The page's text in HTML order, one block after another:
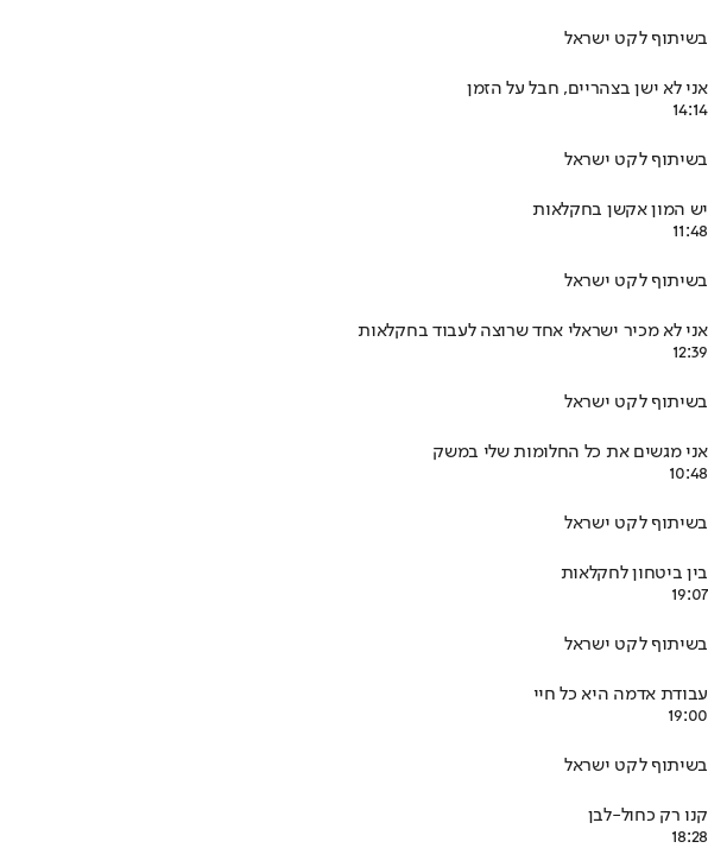
בשיתוף לקט ישראל
אני לא ישן בצהריים, חבל על הזמן
14:14
בשיתוף לקט ישראל
יש המון אקשן בחקלאות
11:48
בשיתוף לקט ישראל
אני לא מכיר ישראלי אחד שרוצה לעבוד בחקלאות
12:39
בשיתוף לקט ישראל
אני מגשים את כל החלומות שלי במשק
10:48
בשיתוף לקט ישראל
בין ביטחון לחקלאות
19:07
בשיתוף לקט ישראל
עבודת אדמה היא כל חיי
19:00
בשיתוף לקט ישראל
קנו רק כחול-לבן
18:28